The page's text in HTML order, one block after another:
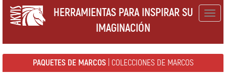
HERRAMIENTAS PARA INSPIRAR SU
IMAGINACIÓN
PAQUETES DE MARCOS| COLECCIONES DE MARCOS